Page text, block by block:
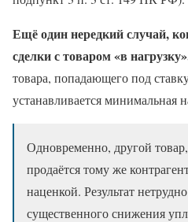
Ещё один нередкий случай,
сделки с товаром «в
товара, попадающего под
устанавливается минимальная
Одновременно, другой
продаётся тому же
наценкой. Результат
существенного снижения